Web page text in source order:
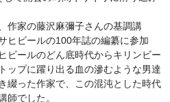
作家の藤沢麻彌子さんの基調講
ヒビールの100年誌の編纂に参加
ビールのどん底時代からキリンビー
ップに躍り出る血の滲むような男達
綴った作家で、この混沌とした時代
師でした。